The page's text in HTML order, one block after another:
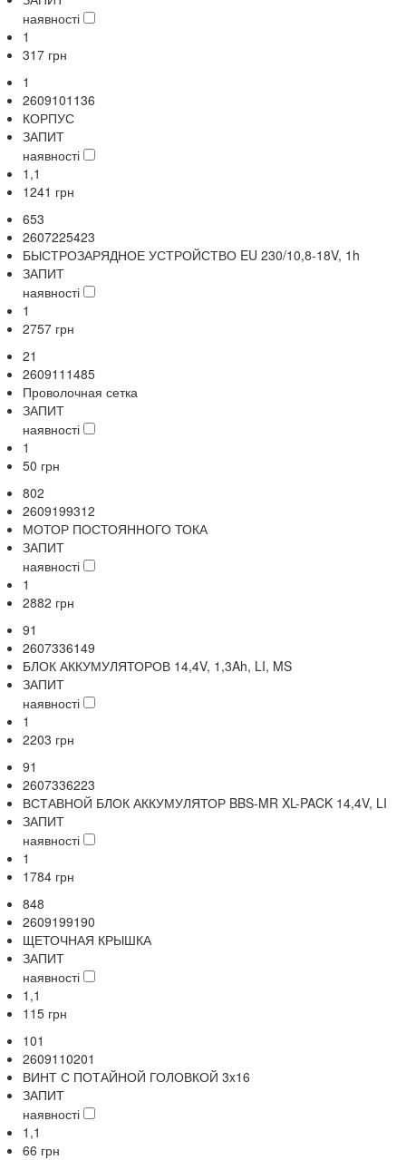
наявності
1
317 грн
1
2609101136
КОРПУС
ЗАПИТ
наявності
1,1
1241 грн
653
2607225423
БЫСТРОЗАРЯДНОЕ УСТРОЙСТВО EU 230/10,8-18V, 1h
ЗАПИТ
наявності
1
2757 грн
21
2609111485
Проволочная сетка
ЗАПИТ
наявності
1
50 грн
802
2609199312
МОТОР ПОСТОЯННОГО ТОКА
ЗАПИТ
наявності
1
2882 грн
91
2607336149
БЛОК АККУМУЛЯТОРОВ 14,4V, 1,3Ah, LI, MS
ЗАПИТ
наявності
1
2203 грн
91
2607336223
ВСТАВНОЙ БЛОК АККУМУЛЯТОР BBS-MR XL-PACK 14,4V, LI
ЗАПИТ
наявності
1
1784 грн
848
2609199190
ЩЕТОЧНАЯ КРЫШКА
ЗАПИТ
наявності
1,1
115 грн
101
2609110201
ВИНТ С ПОТАЙНОЙ ГОЛОВКОЙ 3x16
ЗАПИТ
наявності
1,1
66 грн